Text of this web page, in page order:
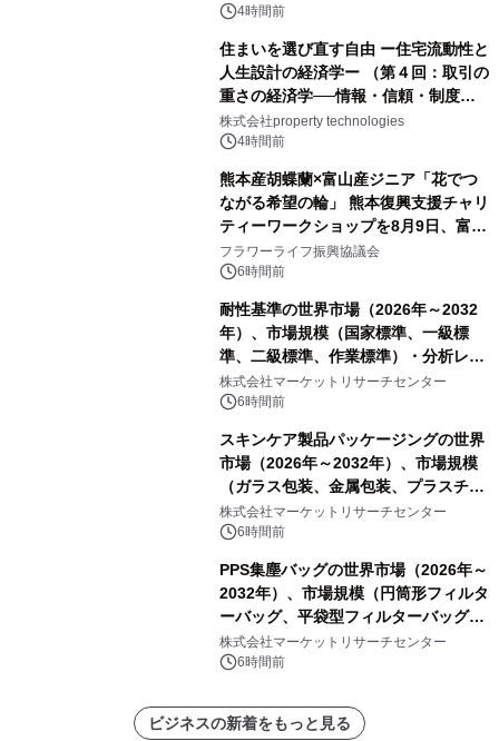
4時間前
住まいを選び直す自由 ー住宅流動性と
人生設計の経済学ー （第４回：取引の
重さの経済学──情報・信頼・制度を
PropTechはどう組み替えるか）｜
PropTech-Lab
株式会社property technologies
4時間前
熊本産胡蝶蘭×富山産ジニア「花でつ
ながる希望の輪」 熊本復興支援チャリ
ティーワークショップを8月9日、富
山・射水で開催
フラワーライフ振興協議会
6時間前
耐性基準の世界市場（2026年～2032
年）、市場規模（国家標準、一級標
準、二級標準、作業標準）・分析レポ
ートを発表
株式会社マーケットリサーチセンター
6時間前
スキンケア製品パッケージングの世界
市場（2026年～2032年）、市場規模
（ガラス包装、金属包装、プラスチッ
ク包装、その他）・分析レポートを発
表
株式会社マーケットリサーチセンター
6時間前
PPS集塵バッグの世界市場（2026年～
2032年）、市場規模（円筒形フィルタ
ーバッグ、平袋型フィルターバッグ、
プリーツフィルターバッグ、その
他）・分析レポートを発表
株式会社マーケットリサーチセンター
6時間前
ビジネスの新着をもっと見る